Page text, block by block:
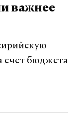
важнее
счет бюджета